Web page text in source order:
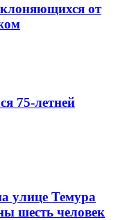
от
75-летней
улице Темура
шесть человек